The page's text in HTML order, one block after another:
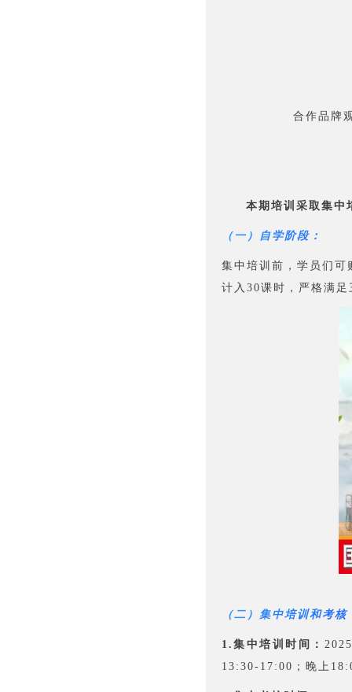
合作品牌
本期培训采取集中
（一）自学阶段：
集中培训前，学员们
计入30课时，严格满
（二）集中培训和考核
1.集中培训时间：
13:30-17:00；晚上